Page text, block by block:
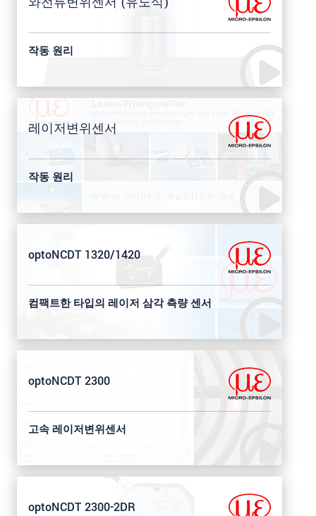
작동 원리
레이저변위센서
작동 원리
optoNCDT 1320/1420
컴팩트한 타입의 레이저 삼각 측량 센서
optoNCDT 2300
고속 레이저변위센서
optoNCDT 2300-2DR